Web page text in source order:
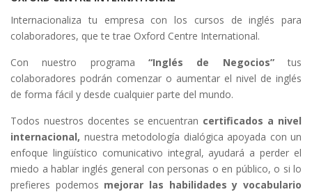
Internacionaliza tu empresa con los cursos de inglés para
colaboradores, que te trae Oxford Centre International.
Con nuestro programa “Inglés de Negocios”tus
colaboradores podrán comenzar o aumentar el nivel de inglés
de forma fácil y desde cualquier parte del mundo.
Todos nuestros docentes se encuentran certificados a nivel
internacional, nuestra metodología dialógica apoyada con un
enfoque lingüístico comunicativo integral, ayudará a perder el
miedo a hablar inglés general con personas o en público, o si lo
prefieres podemos mejorar las habilidades y vocabulario